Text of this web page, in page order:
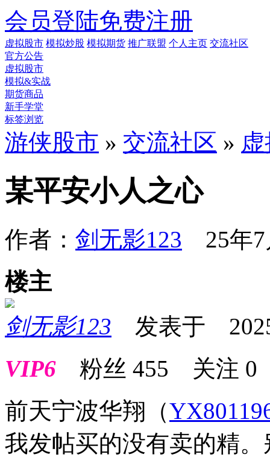
会员登陆免费注册
虚拟股市 模拟炒股 模拟期货 推广联盟 个人主页 交流社区
官方公告
虚拟股市
模拟&实战
期货商品
新手学堂
标签浏览
游侠股市 » 交流社区 »
某平安小人之心
作者： 剑无影123 25年7
楼主
剑无影123 发表于
VIP6 粉丝 455 关注 0
前天宁波华翔 （
我发帖买的没有卖的精